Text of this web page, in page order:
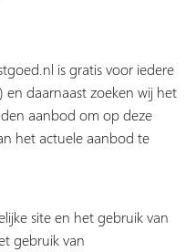
is gratis voor iedere
en daarnaast zoeken wij het
aanbod om op deze
het actuele aanbod te
site en het gebruik van
gebruik van